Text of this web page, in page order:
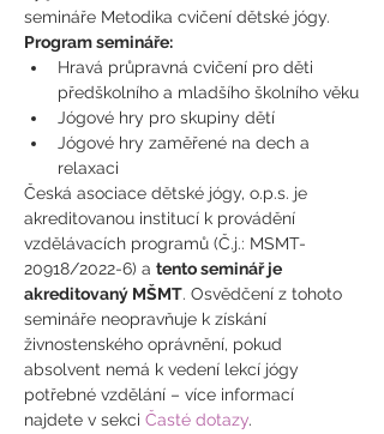
semináře Metodika cvičení dětské jógy.
Program semináře:
Hravá průpravná cvičení pro děti
předškolního a mladšího školního věku
Jógové hry pro skupiny dětí
Jógové hry zaměřené na dech a
relaxaci
Česká asociace dětské jógy, o.p.s. je
akreditovanou institucí k provádění
vzdělávacích programů (Č.j.: MSMT-
20918/2022-6) a tento seminář je
akreditovaný MŠMT. Osvědčení z tohoto
semináře neopravňuje k získání
živnostenského oprávnění, pokud
absolvent nemá k vedení lekcí jógy
potřebné vzdělání – více informací
najdete v sekci Časté dotazy.